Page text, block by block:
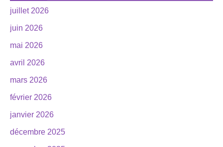
juillet 2026
juin 2026
mai 2026
avril 2026
mars 2026
février 2026
janvier 2026
décembre 2025